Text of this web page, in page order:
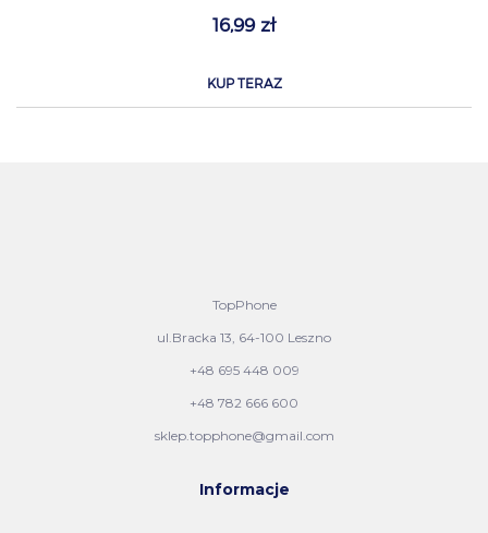
16,99 zł
KUP TERAZ
TopPhone
ul.Bracka 13, 64-100 Leszno
+48 695 448 009
+48 782 666 600
sklep.topphone@gmail.com
Informacje